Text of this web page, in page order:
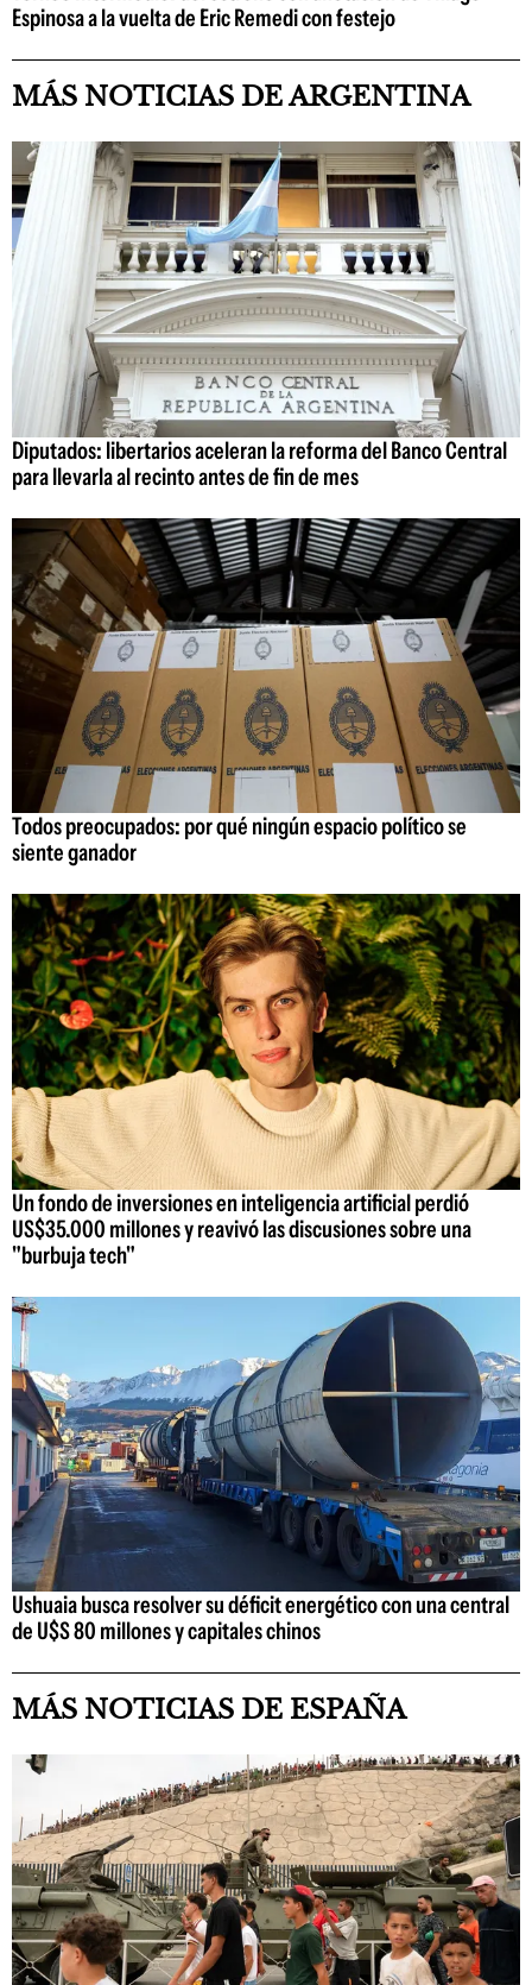
Espinosa a la vuelta de Eric Remedi con festejo
MÁS NOTICIAS DE ARGENTINA
Diputados: libertarios aceleran la reforma del Banco Central
para llevarla al recinto antes de fin de mes
Todos preocupados: por qué ningún espacio político se
siente ganador
Un fondo de inversiones en inteligencia artificial perdió
US$35.000 millones y reavivó las discusiones sobre una
"burbuja tech"
Ushuaia busca resolver su déficit energético con una central
de U$S 80 millones y capitales chinos
MÁS NOTICIAS DE ESPAÑA